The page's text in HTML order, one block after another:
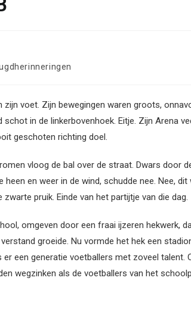
voet. Zijn bewegingen waren groots,
in de linkerbovenhoek. Eitje. Zijn Arena
geschoten richting doel.
vloog de bal over de straat. Dwars door
en weer in de wind, schudde nee. Nee,
pruik. Einde van het partijtje van die dag.
omgeven door een fraai ijzeren hekwerk,
groeide. Nu vormde het hek een
een generatie voetballers met zoveel talent.
wegzinken als de voetballers van het